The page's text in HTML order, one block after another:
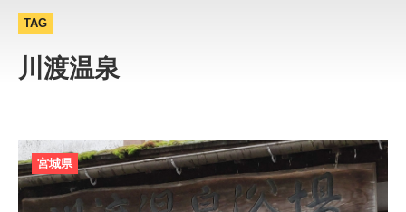
TAG
川渡温泉
宮城県